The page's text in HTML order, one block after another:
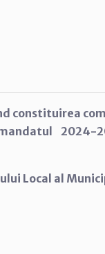
constituirea
2024-
Local al